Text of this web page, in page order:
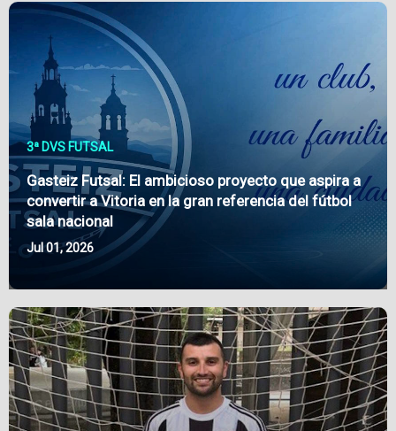
3ª DVS FUTSAL
Gasteiz Futsal: El ambicioso proyecto que aspira a
convertir a Vitoria en la gran referencia del fútbol
sala nacional
Jul 01, 2026